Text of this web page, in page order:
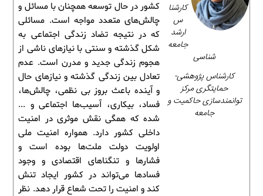
کشور در حال توسعه همچنان با مسائل و
چالش‌های متعدد مواجه است. مسائلی
که در نتیجه تضاد زندگی اجتماعی به
شکل گذشته و سنتی با نیازهای ناشی از
هجوم زندگی جدید و مدرن است. عدم
تعادل بین زندگی گذشته و نیازهای حال
و آینده باعث بروز بی نظمی، چالش‌ها،
فساد، بیکاری، آسیب‌ها اجتماعی و ...
شده که همگی نقش موثری در امنیت
داخلی کشور دارد. همواره امنیت ملی
اولویت دولت ملت‌ها بوده است و
فشارها و تنگناهای اقتصادی و وجود
فسادها می‌تواند در کشور ایجاد تنش
کند و امنیت را تحت شعاع قرار دهد. نظر
کارشنا
س
ارشد
جامعه
شناسی
کارشناس پژوهشی-
حمایتگری مرکز
توانمندسازی حاکمیت و
جامعه